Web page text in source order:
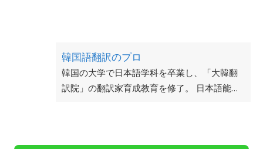
韓国語翻訳のプロ
韓国の大学で日本語学科を卒業し、「大韓翻
訳院」の翻訳家育成教育を修了。 日本語能力